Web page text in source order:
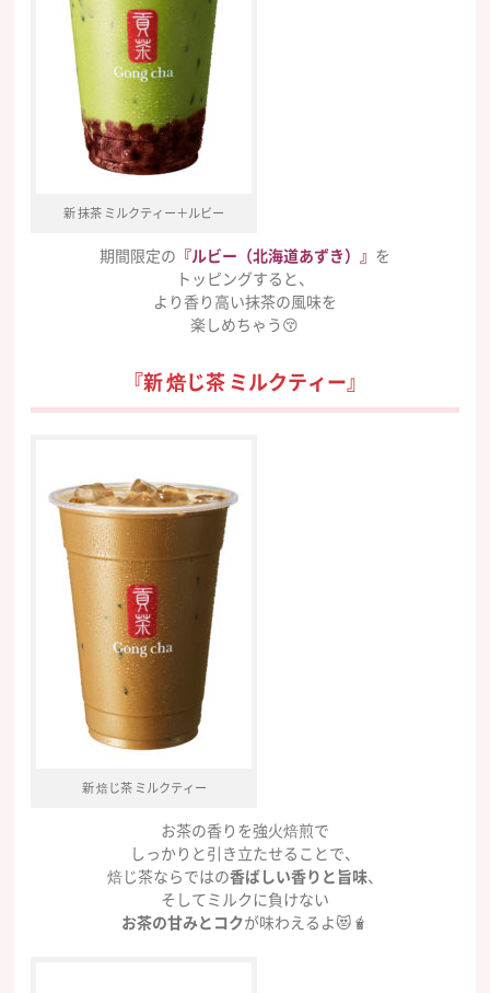
新 抹茶 ミルクティー＋ルビー
期間限定の 『ルビー（北海道あずき）』 を
トッピングすると、
より香り高い抹茶の風味を
楽しめちゃう😚
『新 焙じ茶 ミルクティー』
新 焙じ茶 ミルクティー
​お茶の香りを強火焙煎で
しっかりと引き立たせることで、
焙じ茶ならではの香ばしい香りと旨味、
そしてミルクに負けない
お茶の甘みとコクが味わえるよ😻🧋